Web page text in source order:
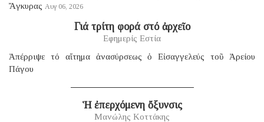
Ἄγκυρας Αυγ 06, 2026
Γιά τρίτη φορά στό ἀρχεῖο
Εφημερίς Εστία
Ἀπέρριψε τό αἴτημα ἀνασύρσεως ὁ Εἰσαγγελεύς τοῦ Ἀρείου
Πάγου
Ἡ ἐπερχόμενη ὄξυνσις
Μανώλης Κοττάκης